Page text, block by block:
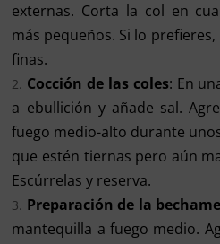
externas. Corta la col en
más pequeños. Si lo
finas.
Cocción de las coles: En
a ebullición y añade sal.
fuego medio-alto durante
que estén tiernas pero aún
Escúrrelas y reserva.
Preparación de la
mantequilla a fuego medio.